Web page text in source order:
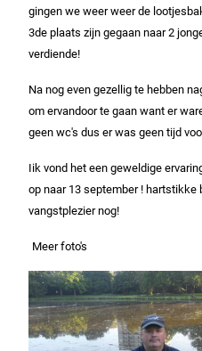
gingen we weer weer de
3de plaats zijn gegaan naar 2
verdiende!
Na nog even gezellig te hebben
om ervandoor te gaan want er
geen wc's dus er was geen tijd
Iik vond het een geweldige
op naar 13 september ! hartstikke
vangstplezier nog!
Meer foto's